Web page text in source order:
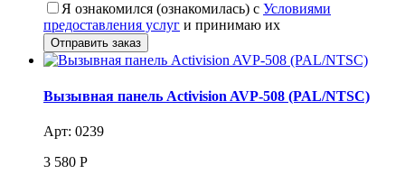
Я ознакомился (ознакомилась) с Условиями
предоставления услуг и принимаю их
Вызывная панель Activision AVP-508 (PAL/NTSC)
Арт: 0239
3 580 Р